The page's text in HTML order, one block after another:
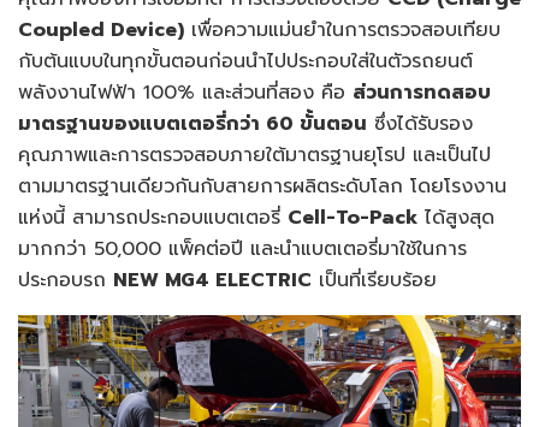
Coupled Device) เพื่อความแม่นยำในการตรวจสอบเทียบ
กับต้นแบบในทุกขั้นตอนก่อนนำไปประกอบใส่ในตัวรถยนต์
พลังงานไฟฟ้า 100% และส่วนที่สอง คือ ส่วนการทดสอบ
มาตรฐานของแบตเตอรี่กว่า 60 ขั้นตอน ซึ่งได้รับรอง
คุณภาพและการตรวจสอบภายใต้มาตรฐานยุโรป และเป็นไป
ตามมาตรฐานเดียวกันกับสายการผลิตระดับโลก โดยโรงงาน
แห่งนี้ สามารถประกอบแบตเตอรี่ Cell-To-Pack ได้สูงสุด
มากกว่า 50,000 แพ็คต่อปี และนำแบตเตอรี่มาใช้ในการ
ประกอบรถ NEW MG4 ELECTRIC เป็นที่เรียบร้อย